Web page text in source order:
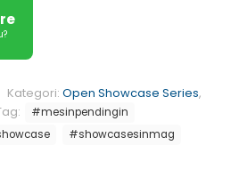
Kategori: Open Showcase Series,
#mesinpendingin
#showcasesinmag